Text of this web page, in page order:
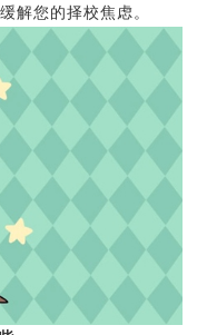
解您的择校焦虑。